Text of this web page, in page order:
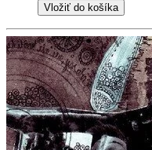
Vložiť do košíka